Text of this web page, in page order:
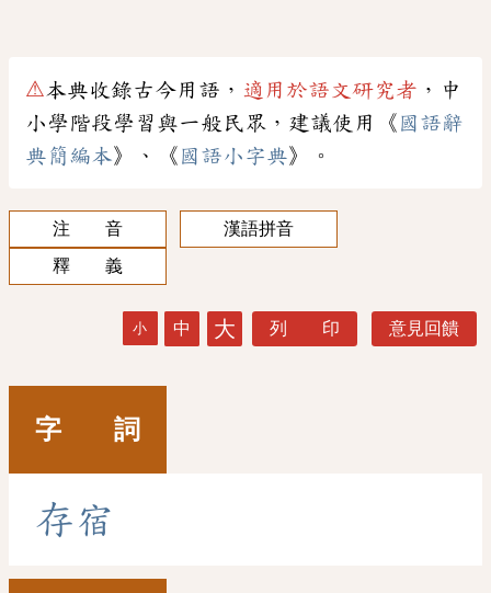
⚠本典收錄古今用語， 適用於語文研究者 ，中
小學階段學習與一般民眾，建議使用《 國語辭
典簡編本》、《 國語小字典》。
注 音
漢語拼音
釋 義
小 中 大 列 印 意見回饋
字 詞
存宿